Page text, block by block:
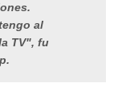
al
TV", fu